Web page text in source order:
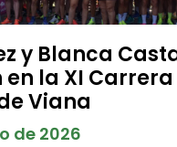
y Blanca
la XI Carrera
Viana
de 2026